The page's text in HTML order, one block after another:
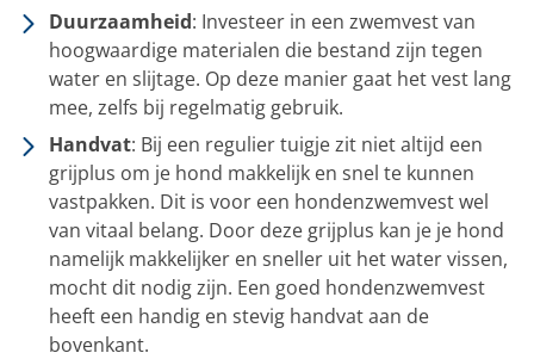
Duurzaamheid: Investeer in een zwemvest van
hoogwaardige materialen die bestand zijn tegen
water en slijtage. Op deze manier gaat het vest lang
mee, zelfs bij regelmatig gebruik.
Handvat: Bij een regulier tuigje zit niet altijd een
grijplus om je hond makkelijk en snel te kunnen
vastpakken. Dit is voor een hondenzwemvest wel
van vitaal belang. Door deze grijplus kan je je hond
namelijk makkelijker en sneller uit het water vissen,
mocht dit nodig zijn. Een goed hondenzwemvest
heeft een handig en stevig handvat aan de
bovenkant.